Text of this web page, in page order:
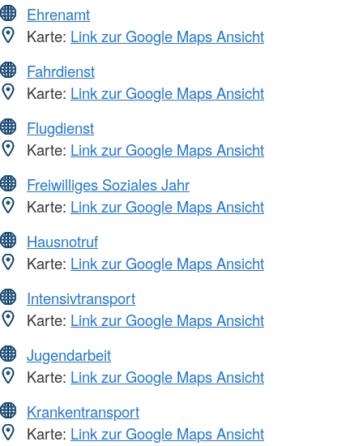
Ehrenamt
Karte: Link zur Google Maps Ansicht
Fahrdienst
Karte: Link zur Google Maps Ansicht
Flugdienst
Karte: Link zur Google Maps Ansicht
Freiwilliges Soziales Jahr
Karte: Link zur Google Maps Ansicht
Hausnotruf
Karte: Link zur Google Maps Ansicht
Intensivtransport
Karte: Link zur Google Maps Ansicht
Jugendarbeit
Karte: Link zur Google Maps Ansicht
Krankentransport
Karte: Link zur Google Maps Ansicht